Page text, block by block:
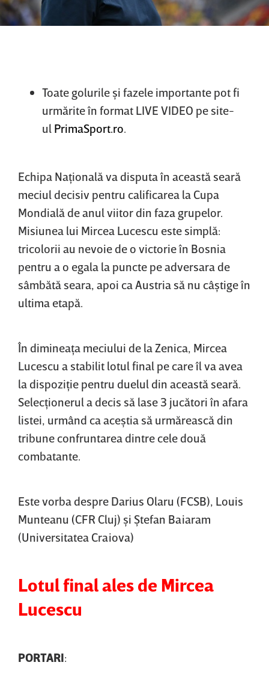
Toate golurile şi fazele importante pot fi
urmărite în format LIVE VIDEO pe site-
ul PrimaSport.ro.
Echipa Naţională va disputa în această seară
meciul decisiv pentru calificarea la Cupa
Mondială de anul viitor din faza grupelor.
Misiunea lui Mircea Lucescu este simplă:
tricolorii au nevoie de o victorie în Bosnia
pentru a o egala la puncte pe adversara de
sâmbătă seara, apoi ca Austria să nu câştige în
ultima etapă.
În dimineaţa meciului de la Zenica, Mircea
Lucescu a stabilit lotul final pe care îl va avea
la dispoziţie pentru duelul din această seară.
Selecţionerul a decis să lase 3 jucători în afara
listei, urmând ca aceştia să urmărească din
tribune confruntarea dintre cele două
combatante.
Este vorba despre Darius Olaru (FCSB), Louis
Munteanu (CFR Cluj) şi Ştefan Baiaram
(Universitatea Craiova)
Lotul final ales de Mircea
Lucescu
PORTARI: